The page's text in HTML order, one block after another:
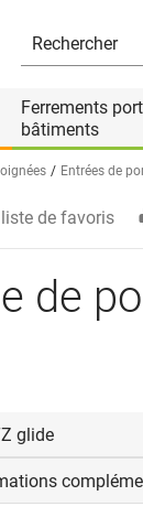
Ferrements
bâtiments
Entrées de
Le produit est
de favoris
de
glide
poignées